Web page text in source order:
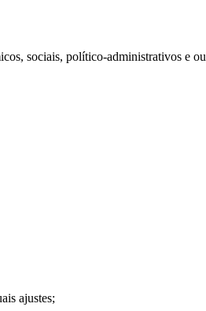
sociais, político-administrativos e
ajustes;